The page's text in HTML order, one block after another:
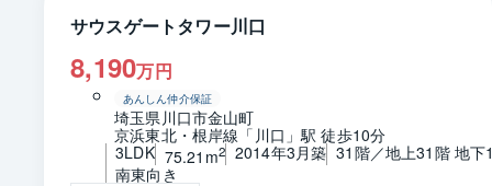
サウスゲートタワー川口
8,190万円
あんしん仲介保証
埼玉県川口市金山町
京浜東北・根岸線「川口」駅 徒歩10分
3LDK 75.21m2 2014年3月築 31階／地上31階 地下
南東向き